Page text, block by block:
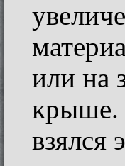
или на
крыше.
взялся